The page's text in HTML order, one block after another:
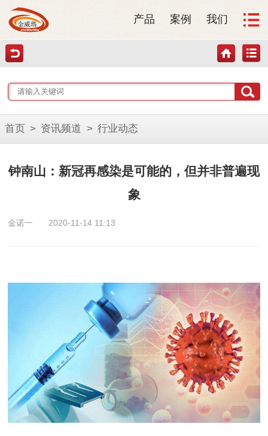
产品 案例 我们
首页 > 资讯频道 > 行业动态
钟南山：新冠再感染是可能的，但并非普遍现
象
金诺一 2020-11-14 11:13